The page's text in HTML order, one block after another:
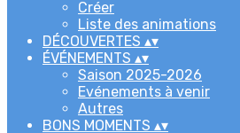
Créer
Liste des animations
DÉCOUVERTES ▴▾
ÉVÉNEMENTS ▴▾
Saison 2025-2026
Evénements à venir
Autres
BONS MOMENTS ▴▾